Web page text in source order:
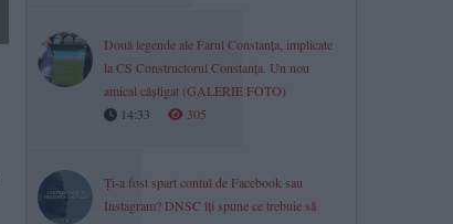
Două legende ale Farul Constanța, implicate
la CS Constructorul Constanța. Un nou
amical câștigat (GALERIE FOTO)
14:33
305
Ți-a fost spart contul de Facebook sau
Instagram? DNSC îți spune ce trebuie să